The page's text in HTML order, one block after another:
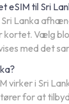
eSIM til Sri
Lanka
kortet. Vælg
med det
virker i Sri
for at